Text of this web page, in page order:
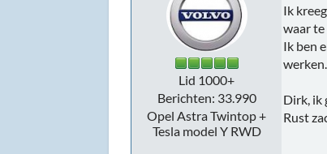
Lid 1000+
Berichten: 33.990
Opel Astra Twintop +
Tesla model Y RWD
Ik
waar te
Ik ben
werken.
Dirk, ik
Rust